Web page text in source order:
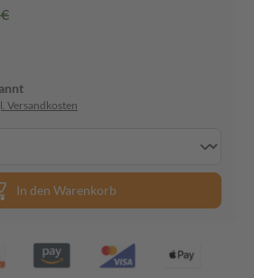
Versandkosten
In den Warenkorb